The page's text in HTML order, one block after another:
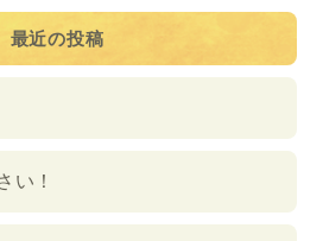
最近の投稿
い！